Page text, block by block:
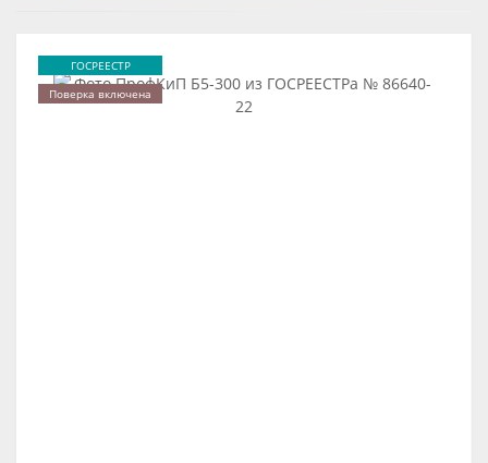
ГОСРЕЕСТР
Поверка включена